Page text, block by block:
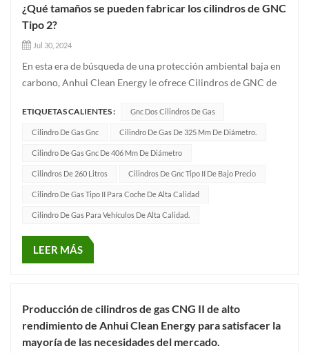
¿Qué tamaños se pueden fabricar los cilindros de GNC
Tipo 2?
Jul 30, 2024
En esta era de búsqueda de una protección ambiental baja en
carbono, Anhui Clean Energy le ofrece Cilindros de GNC de
gnc Sigue estrictamente los estándares de implementación
internacionales ECER110 e ISO11439, excelente calidad,
confiab...
ETIQUETAS CALIENTES : Gnc Dos Cilindros De Gas
Cilindro De Gas Gnc Cilindro De Gas De 325 Mm De Diámetro.
Cilindro De Gas Gnc De 406 Mm De Diámetro
Cilindros De 260 Litros Cilindros De Gnc Tipo II De Bajo Precio
Cilindro De Gas Tipo II Para Coche De Alta Calidad
Cilindro De Gas Para Vehículos De Alta Calidad.
LEER MÁS
Producción de cilindros de gas CNG II de alto
rendimiento de Anhui Clean Energy para satisfacer la
mayoría de las necesidades del mercado.